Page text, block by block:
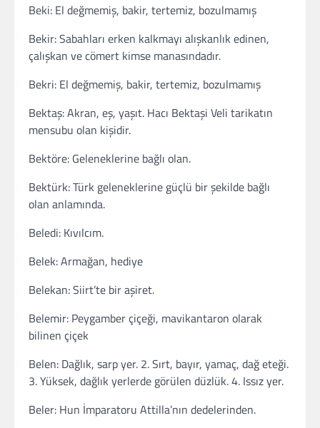
Beki: El değmemiş, bakir, tertemiz, bozulmamış
Bekir: Sabahları erken kalkmayı alışkanlık edinen,
çalışkan ve cömert kimse manasındadır.
Bekri: El değmemiş, bakir, tertemiz, bozulmamış
Bektaş: Akran, eş, yaşıt. Hacı Bektaşi Veli tarikatın
mensubu olan kişidir.
Bektöre: Geleneklerine bağlı olan.
Bektürk: Türk geleneklerine güçlü bir şekilde bağlı
olan anlamında.
Beledi: Kıvılcım.
Belek: Armağan, hediye
Belekan: Siirt’te bir aşiret.
Belemir: Peygamber çiçeği, mavikantaron olarak
bilinen çiçek
Belen: Dağlık, sarp yer. 2. Sırt, bayır, yamaç, dağ eteği.
3. Yüksek, dağlık yerlerde görülen düzlük. 4. Issız yer.
Beler: Hun İmparatoru Attilla’nın dedelerinden.